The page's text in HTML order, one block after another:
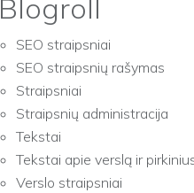
Blogroll
SEO straipsniai
SEO straipsnių rašymas
Straipsniai
Straipsnių administracija
Tekstai
Tekstai apie verslą ir
Verslo straipsniai